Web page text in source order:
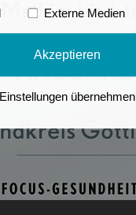
Externe Medien
Akzeptieren
Einstellungen übernehmen